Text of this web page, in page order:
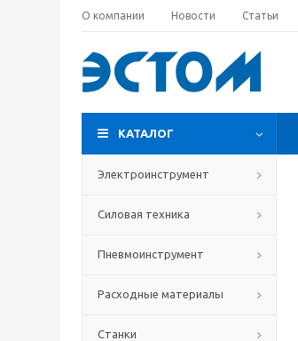
О компании Новости Статьи
КАТАЛОГ
Электроинструмент
Силовая техника
Пневмоинструмент
Расходные материалы
Станки